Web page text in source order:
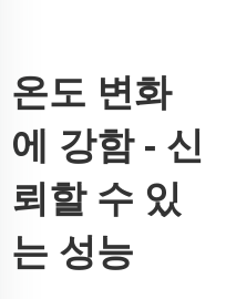
온도 변화
에 강함 - 신
뢰할 수 있
는 성능